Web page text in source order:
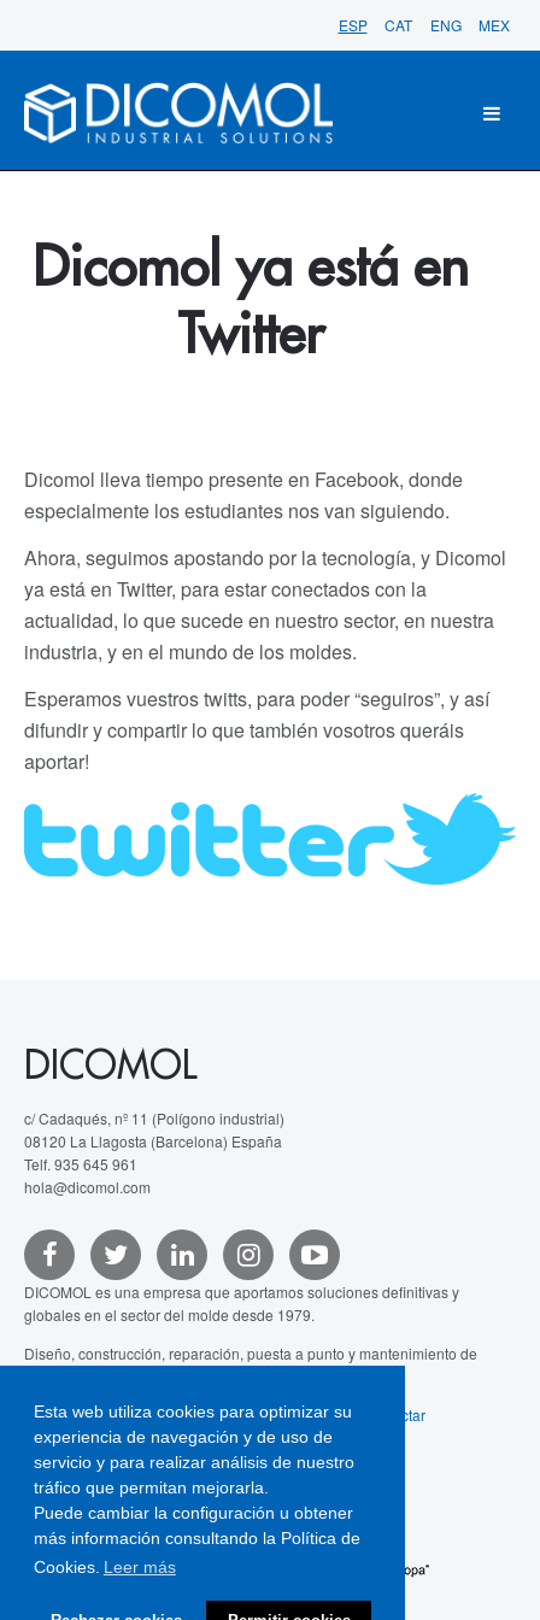
Esta web utiliza cookies para optimizar su
experiencia de navegación y de uso de
servicio y para realizar análisis de nuestro
tráfico que permitan mejorarla.
Puede cambiar la configuración u obtener
más información consultando la Política de
Cookies. Leer más
ESP CAT ENG MEX
Dicomol ya está en
Twitter
Dicomol lleva tiempo presente en Facebook, donde
especialmente los estudiantes nos van siguiendo.
Ahora, seguimos apostando por la tecnología, y Dicomol
ya está en Twitter, para estar conectados con la
actualidad, lo que sucede en nuestro sector, en nuestra
industria, y en el mundo de los moldes.
Esperamos vuestros twitts, para poder “seguiros”, y así
difundir y compartir lo que también vosotros queráis
aportar!
DICOMOL
c/ Cadaqués, nº 11 (Polígono industrial)
08120 La Llagosta (Barcelona) España
Telf. 935 645 961
hola@dicomol.com
DICOMOL es una empresa que aportamos soluciones definitivas y
globales en el sector del molde desde 1979.
Diseño, construcción, reparación, puesta a punto y mantenimiento de
Aviso legal- Política de cookies-Webs de interés- Contactar